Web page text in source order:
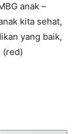
anak –
kita sehat,
yang baik,
(red)